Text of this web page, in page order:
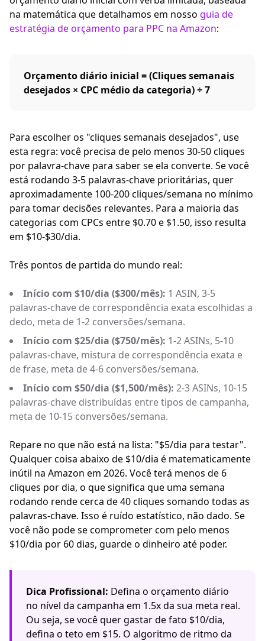
na matemática que detalhamos em nosso guia de
estratégia de orçamento para PPC na Amazon:
Orçamento diário inicial = (Cliques semanais
desejados × CPC médio da categoria) ÷ 7
Para escolher os "cliques semanais desejados", use
esta regra: você precisa de pelo menos 30-50 cliques
por palavra-chave para saber se ela converte. Se você
está rodando 3-5 palavras-chave prioritárias, quer
aproximadamente 100-200 cliques/semana no mínimo
para tomar decisões relevantes. Para a maioria das
categorias com CPCs entre $0.70 e $1.50, isso resulta
em $10-$30/dia.
Três pontos de partida do mundo real:
Início com $10/dia ($300/mês): 1 ASIN, 3-5
palavras-chave de correspondência exata escolhidas a
dedo, meta de 1-2 conversões/semana.
Início com $25/dia ($750/mês): 1-2 ASINs, 5-10
palavras-chave, mistura de correspondência exata e
de frase, meta de 4-6 conversões/semana.
Início com $50/dia ($1,500/mês): 2-3 ASINs, 10-15
palavras-chave distribuídas entre tipos de campanha,
meta de 10-15 conversões/semana.
Repare no que não está na lista: "$5/dia para testar".
Qualquer coisa abaixo de $10/dia é matematicamente
inútil na Amazon em 2026. Você terá menos de 6
cliques por dia, o que significa que uma semana
rodando rende cerca de 40 cliques somando todas as
palavras-chave. Isso é ruído estatístico, não dado. Se
você não pode se comprometer com pelo menos
$10/dia por 60 dias, guarde o dinheiro até poder.
Dica Profissional: Defina o orçamento diário
no nível da campanha em 1.5x da sua meta real.
Ou seja, se você quer gastar de fato $10/dia,
defina o teto em $15. O algoritmo de ritmo da